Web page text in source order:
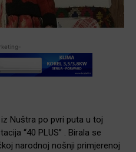
iz Nuštra po pvri puta u toj
“40 PLUS” . Birala se
narodnoj nošnji primjerenoj